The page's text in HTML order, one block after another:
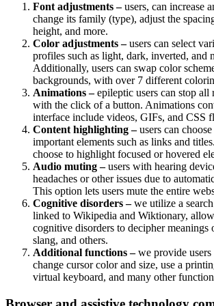
Font adjustments –users, can increase
change its family (type), adjust the
height, and more.
Color adjustments –users can select
profiles such as light, dark, inverted, and
Additionally, users can swap color
backgrounds, with over 7 different
Animations –epileptic users can stop all
with the click of a button. Animations
interface include videos, GIFs, and CSS
Content highlighting –users can
important elements such as links and
choose to highlight focused or hovered
Audio muting –users with hearing
headaches or other issues due to
This option lets users mute the entire
Cognitive disorders –we utilize a
linked to Wikipedia and Wiktionary,
cognitive disorders to decipher meanings
slang, and others.
Additional functions –we provide users
change cursor color and size, use a
virtual keyboard, and many other